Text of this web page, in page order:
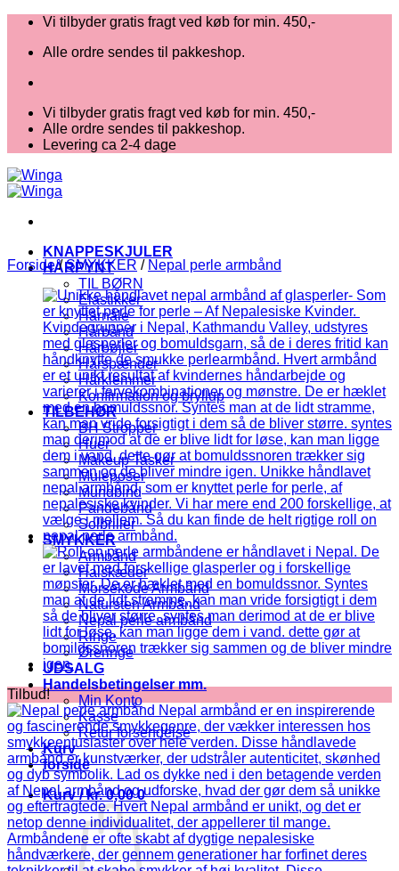
Fortsæt
indhold
Vi tilbyder gratis fragt ved køb for min. 450,-
Alle ordre sendes til pakkeshop.
Vi tilbyder gratis fragt ved køb for min. 450,-
Alle ordre sendes til pakkeshop.
Levering ca 2-4 dage
KNAPPESKJULER
HÅRPYNT
TIL BØRN
Elastikker
Hårnåle
Hårbånd
Hårbøjler
Hårspænder
Hårklemmer
Konfirmation og bryllup
TILBEHØR
BH Stropper
Huer
Makeup Tasker
Muleposer
Mundbind
Pandebånd
Solbriller
SMYKKER
Armbånd
Halskæder
Morsekode Armbånd
Natursten Armbånd
Nepal perle armbånd
Ringe
Øreringe
UDSALG
Handelsbetingelser mm.
Min Konto
Kasse
Retur forsendelse
Kurv
forside
Kurv /kr.0,00 0
Forside / SMYKKER / Nepal perle armbånd
Tilbud!